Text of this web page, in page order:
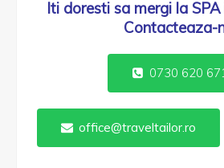
Iti doresti sa mergi la
Contacteaza-
0730 620
office@traveltailor.ro